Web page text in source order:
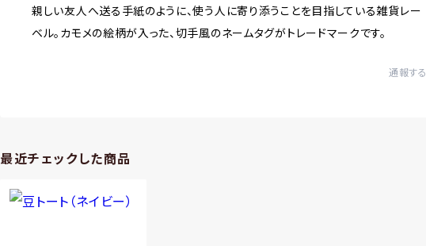
親しい友人へ送る手紙のように、使う人に寄り添うことを目指している雑貨レー
ベル。カモメの絵柄が入った、切手風のネームタグがトレードマークです。
通報する
最近チェックした商品